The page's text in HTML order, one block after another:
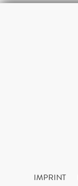
IMPRINT